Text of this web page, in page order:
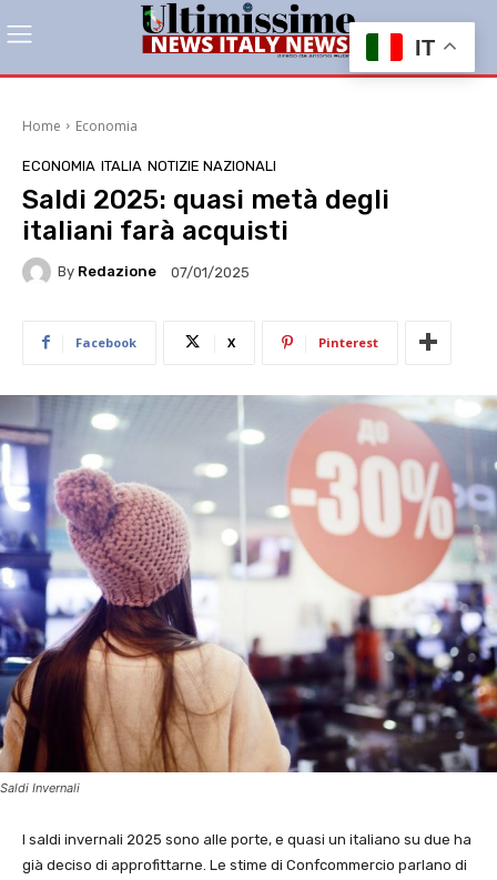
Home Economia
ECONOMIA ITALIA NOTIZIE NAZIONALI
Saldi 2025: quasi metà degli
italiani farà acquisti
By Redazione 07/01/2025
Facebook X Pinterest
Saldi Invernali
I saldi invernali 2025 sono alle porte, e quasi un italiano su due ha
già deciso di approfittarne. Le stime di Confcommercio parlano di
IT